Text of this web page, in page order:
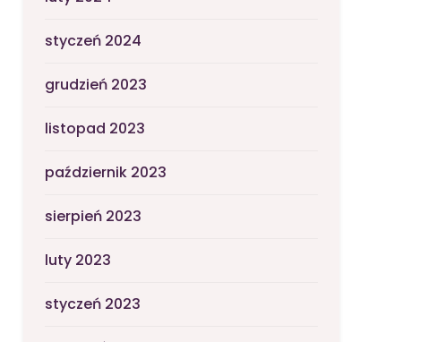
styczeń 2024
grudzień 2023
listopad 2023
październik 2023
sierpień 2023
luty 2023
styczeń 2023